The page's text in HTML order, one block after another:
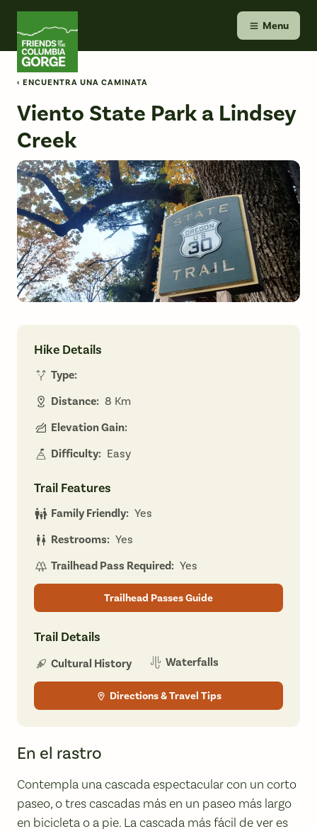
Skip
content
Menu
‹ ENCUENTRA UNA CAMINATA
Viento State Park a Lindsey
Creek
Hike Details
Type:
Distance: 8 Km
Elevation Gain:
Difficulty: Easy
Trail Features
Family Friendly: Yes
Restrooms: Yes
Trailhead Pass Required: Yes
Trailhead Passes Guide
Trail Details
Cultural History Waterfalls
Directions & Travel Tips
En el rastro
Contempla una cascada espectacular con un corto
paseo, o tres cascadas más en un paseo más largo
en bicicleta o a pie. La cascada más fácil de ver es